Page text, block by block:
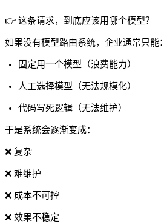
👉 这条请求，到底应该用哪个模型？
如果没有模型路由系统，企业通常只能：
固定用一个模型（浪费能力）
人工选择模型（无法规模化）
代码写死逻辑（无法维护）
于是系统会逐渐变成：
❌ 复杂
❌ 难维护
❌ 成本不可控
❌ 效果不稳定